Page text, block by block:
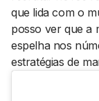
que lida com o
posso ver que a
espelha nos
estratégias de